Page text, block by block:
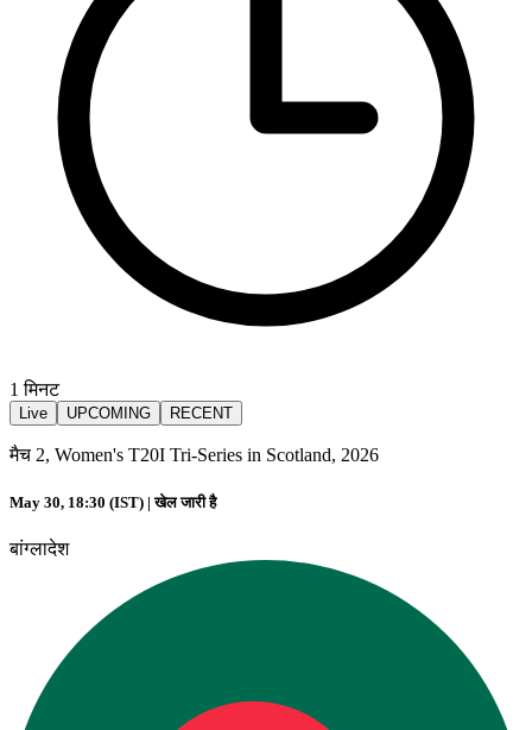
1 मिनट
Live UPCOMING RECENT
मैच 2, Women's T20I Tri-Series in Scotland, 2026
May 30, 18:30 (IST) |खेल जारी है
बांग्लादेश